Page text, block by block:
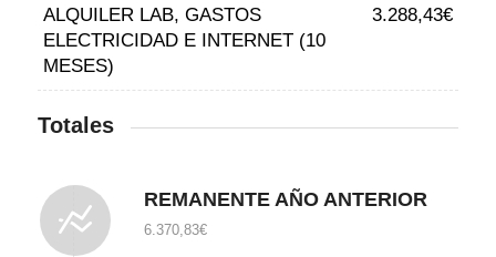
ALQUILER LAB, GASTOS
ELECTRICIDAD E INTERNET (10
MESES)
3.288,43€
Totales
REMANENTE AÑO ANTERIOR
6.370,83€